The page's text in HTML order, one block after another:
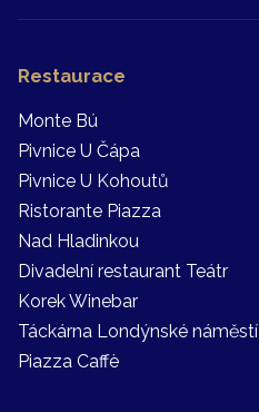
Restaurace
Monte Bú
Pivnice U Čápa
Pivnice U Kohoutů
Ristorante Piazza
Nad Hladinkou
Divadelní restaurant Teátr
Korek Winebar
Táckárna Londýnské náměstí
Piazza Caffè